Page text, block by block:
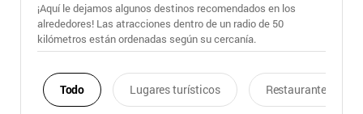
¡Aquí le dejamos algunos destinos recomendados en los
alrededores! Las atracciones dentro de un radio de 50
kilómetros están ordenadas según su cercanía.
Todo Lugares turísticos Restaurantes